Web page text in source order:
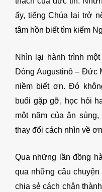
ấy, tiếng Chúa lại trở
tâm hồn biết tìm kiếm
Nhìn lại hành trình
Dòng Augustinô – Đức
niềm biết ơn. Đó
buổi gặp gỡ, học hỏi
một năm của ân
thay đổi cách nhìn về
Qua những lần đồng
qua những câu
chia sẻ cách chân